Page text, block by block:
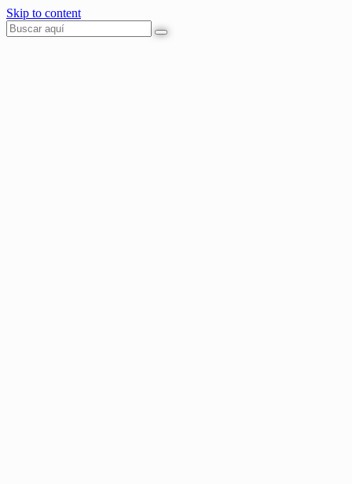
Skip to content